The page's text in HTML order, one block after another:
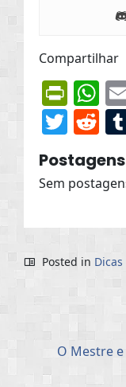
Compartilhar
Sem
Posted in Dicas
O Mestre